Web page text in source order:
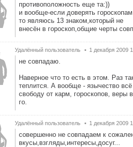
противоположность еще та:))
и вообще-если доверять
то являюсь 13 знаком,который не
внесён в гороскоп,общие черты
Удалённый пользователь 1 декабря 2009
не совпадаю.
Наверное что то есть в этом. Раз
теплится. А вообще - язычество
свободу от карм, гороскопов, веры
го.
Удалённый пользователь 1 декабря 2009
совершенно не совпадаем к
вкусы,взгляды,интересы,досуг...